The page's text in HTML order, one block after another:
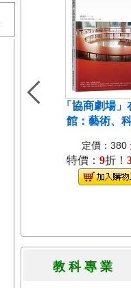
「協商劇場
館：藝術、
定價：380
特價： 9折！
教 科 專